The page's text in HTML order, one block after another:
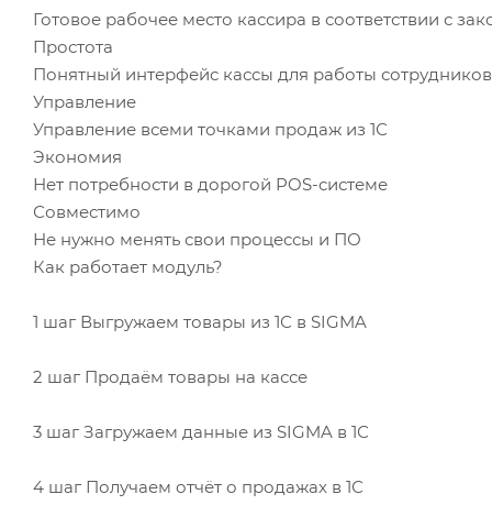
Готовое рабочее место кассира в соответствии с
Простота
Понятный интерфейс кассы для работы сотрудников
Управление
Управление всеми точками продаж из 1С
Экономия
Нет потребности в дорогой POS-системе
Совместимо
Не нужно менять свои процессы и ПО
Как работает модуль?
1 шаг Выгружаем товары из 1С в SIGMA
2 шаг Продаём товары на кассе
3 шаг Загружаем данные из SIGMA в 1С
4 шаг Получаем отчёт о продажах в 1С